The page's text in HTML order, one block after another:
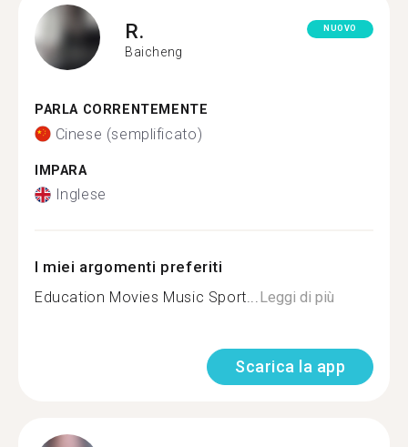
R.
Baicheng
NUOVO
PARLA CORRENTEMENTE
Cinese (semplificato)
IMPARA
Inglese
I miei argomenti preferiti
Education Movies Music Sport...Leggi di più
Scarica la app